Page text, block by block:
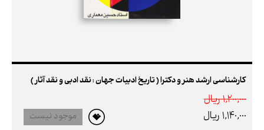
کارشناسی ارشد هنر و دکترا ( تاریخ ادبیات جهان : نقد ادبی و نقد آثار )
1,200,000 ريال
1,140,000 ريال
موجود نیست